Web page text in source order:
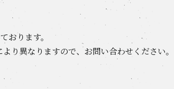
おります。
り異なりますので、お問い合わせください。